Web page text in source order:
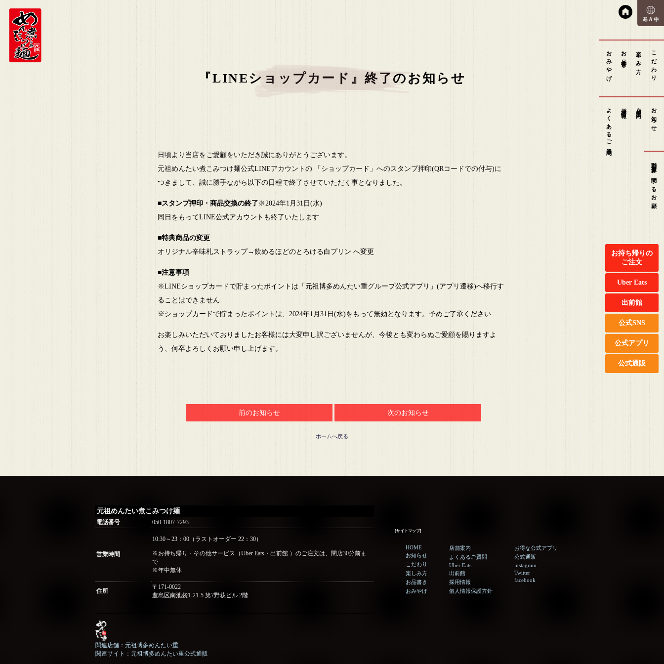
こだわり
楽しみ方
お品書き
おみやげ
お知らせ
店舗案内
採用情報
よくあるご質問
動画撮影に関するお願い
お持ち帰りの
ご注文
Uber Eats
出前館
公式SNS
公式アプリ
公式通販
『LINEショップカード』終了のお知らせ
日頃より当店をご愛顧をいただき誠にありがとうございます。
元祖めんたい煮こみつけ麺公式LINEアカウントの 「ショップカード」へのスタンプ押印(QRコードでの付与)に
つきまして、誠に勝手ながら以下の日程で終了させていただく事となりました。
■スタンプ押印・商品交換の終了 ※2024年1月31日(水)
同日をもってLINE公式アカウントも終了いたします
■特典商品の変更
オリジナル辛味札ストラップ→飲めるほどのとろける白プリン へ変更
■注意事項
※LINEショップカードで貯まったポイントは「元祖博多めんたい重グループ公式アプリ」(アプリ遷移)へ移行す
ることはできません
※ショップカードで貯まったポイントは、2024年1月31日(水)をもって無効となります。予めご了承ください
お楽しみいただいておりましたお客様には大変申し訳ございませんが、今後とも変わらぬご愛顧を賜りますよ
う、何卒よろしくお願い申し上げます。
前のお知らせ 次のお知らせ
-ホームへ戻る-
元祖めんたい煮こみつけ麺
電話番号 050-1807-7293
営業時間
10:30～23：00（ラストオーダー 22：30）
※お持ち帰り・その他サービス（Uber Eats・出前館 ）のご注文は、閉店30分前ま
で
※年中無休
住所
〒171-0022
豊島区南池袋1-21-5 第7野萩ビル 2階
関連店舗：元祖博多めんたい重
関連サイト：元祖博多めんたい重公式通販
[サイトマップ]
HOME
お知らせ
こだわり
楽しみ方
お品書き
おみやげ
店舗案内
よくあるご質問
Uber Eats
出前館
採用情報
個人情報保護方針
お得な公式アプリ
公式通販
instagram
Twitter
facebook